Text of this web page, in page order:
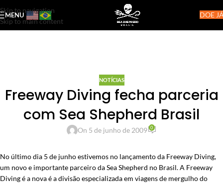
Skip to navigation
Skip to main content
MENU DOE
NOTÍCIAS
Freeway Diving fecha parceria
com Sea Shepherd Brasil
On 5 de junho de 2009 0
No último dia 5 de junho estivemos no lançamento da Freeway Diving,
um novo e importante parceiro da Sea Shepherd no Brasil. A Freeway
Diving é a nova é a divisão especializada em viagens de mergulho do